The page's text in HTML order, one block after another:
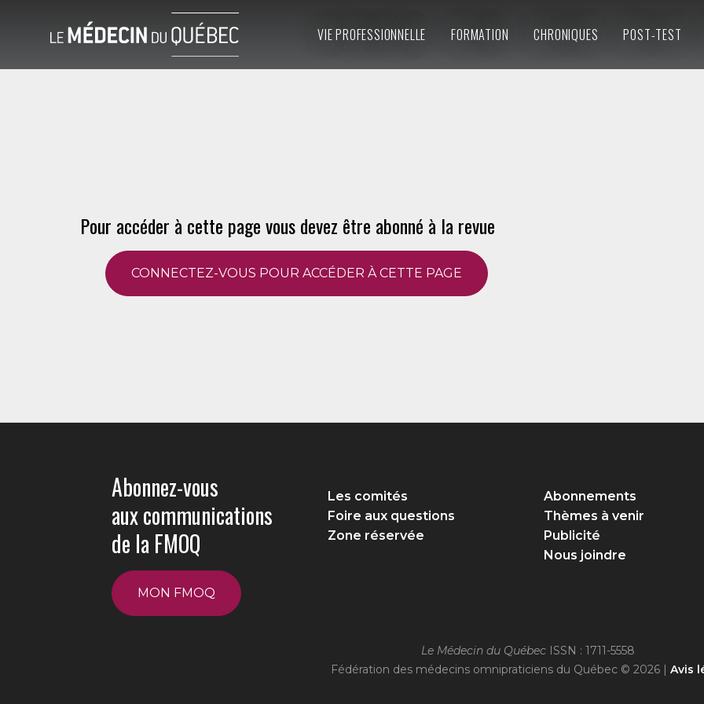
VIE PROFESSIONNELLE FORMATION CHRONIQUES POST-TEST
Pour accéder à cette page vous devez être abonné à la revue
CONNECTEZ-VOUS POUR ACCÉDER À CETTE PAGE
Abonnez-vous
aux communications
de la FMOQ
MON FMOQ
Les comités
Foire aux questions
Zone réservée
Abonnements
Thèmes à venir
Publicité
Nous joindre
Le Médecin du Québec ISSN : 1711-5558
Fédération des médecins omnipraticiens du Québec © 2026 | Avis